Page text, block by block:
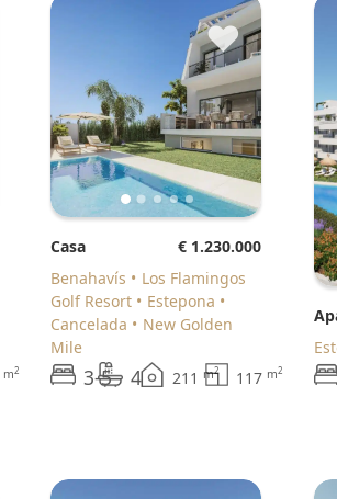
m2
♥
Casa
€ 1.230.000
Benahavís
Los Flamingos
Golf Resort
Estepona
Cancelada
New Golden
Mile
3-5 4 211 m2 117 m2